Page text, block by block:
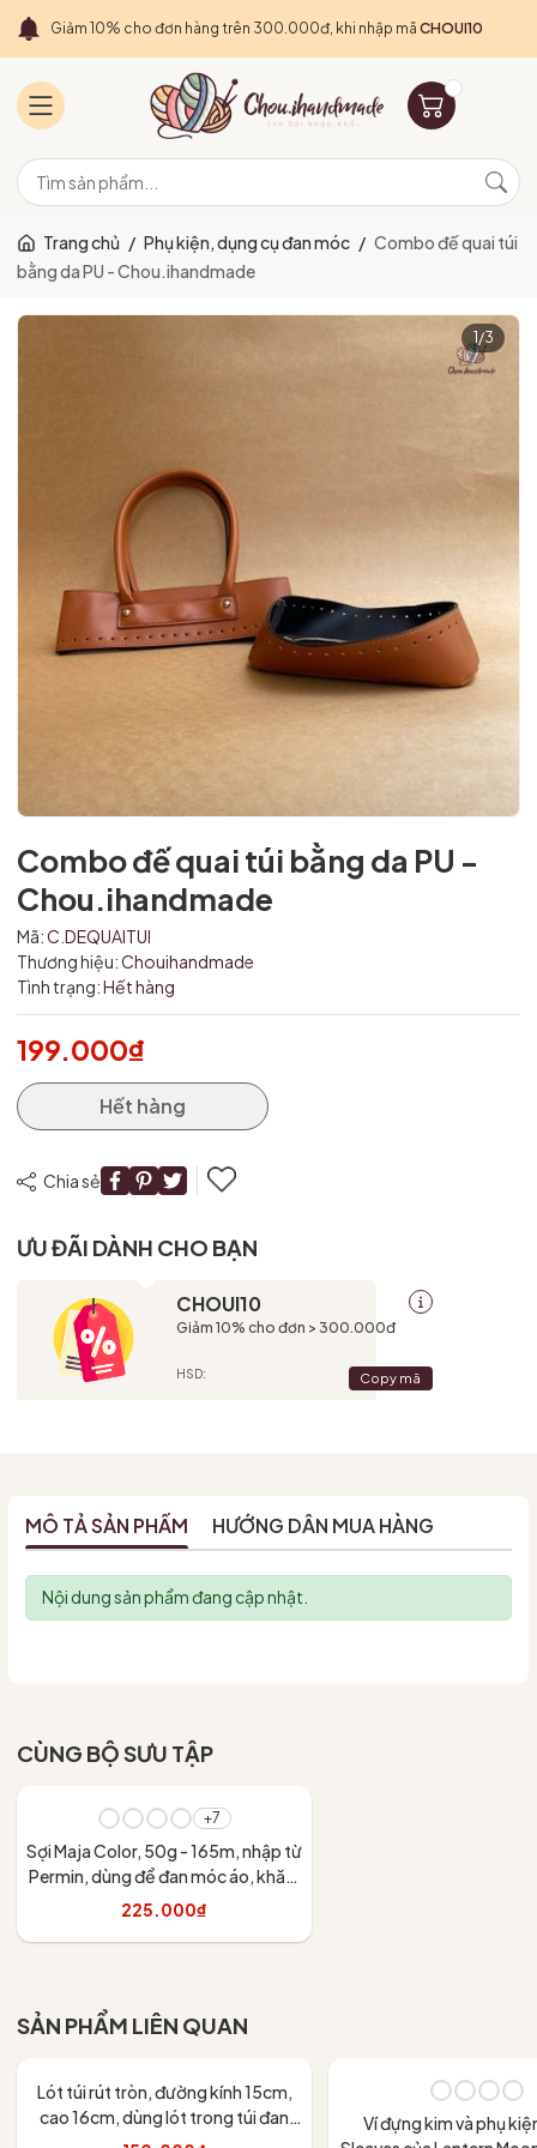
Giảm 10% cho đơn hàng trên 300.000đ, khi nhập mã CHOUI10
Trang chủ / Phụ kiện, dụng cụ đan móc / Combo đế quai túi
bằng da PU - Chou.ihandmade
1 /3
Combo đế quai túi bằng da PU -
Chou.ihandmade
Mã:C.DEQUAITUI
Thương hiệu:Chouihandmade
Tình trạng:Hết hàng
199.000₫
Hết hàng
Chia sẻ
ƯU ĐÃI DÀNH CHO BẠN
CHOUI10
Giảm 10% cho đơn > 300.000đ
HSD: Copy mã
MÔ TẢ SẢN PHẨM HƯỚNG DẪN MUA HÀNG
Nội dung sản phẩm đang cập nhật.
CÙNG BỘ SƯU TẬP
+7
Sợi Maja Color, 50g - 165m, nhập từ
Permin, dùng để đan móc áo, khăn,
váy
225.000₫
SẢN PHẨM LIÊN QUAN
Lót túi rút tròn, đường kính 15cm,
cao 16cm, dùng lót trong túi đan
móc handmade
Ví đựng kim và phụ
Mã giảm giá:
Ngày hết hạn:
Điều kiện: